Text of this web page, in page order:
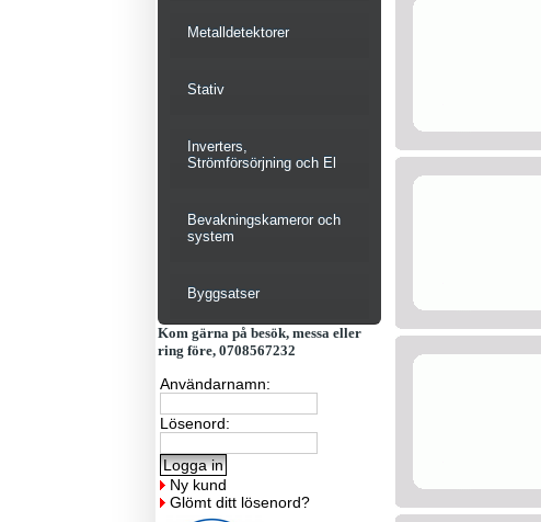
Metalldetektorer
Stativ
Inverters,
Strömförsörjning och El
Bevakningskameror och
system
Byggsatser
Kom gärna på besök, messa eller
ring före, 0708567232
Användarnamn:
Lösenord:
Ny kund
Glömt ditt lösenord?